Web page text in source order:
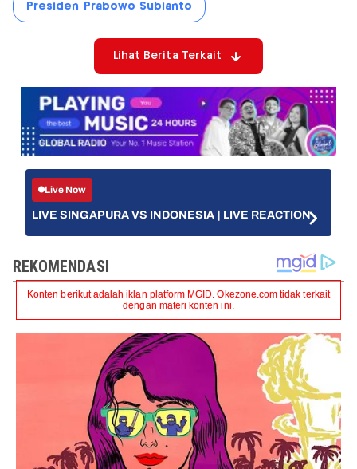
Presiden Prabowo Subianto
Lihat Berita Terkait
Live Now
LIVE SINGAPURA VS INDONESIA | LIVE REACTION